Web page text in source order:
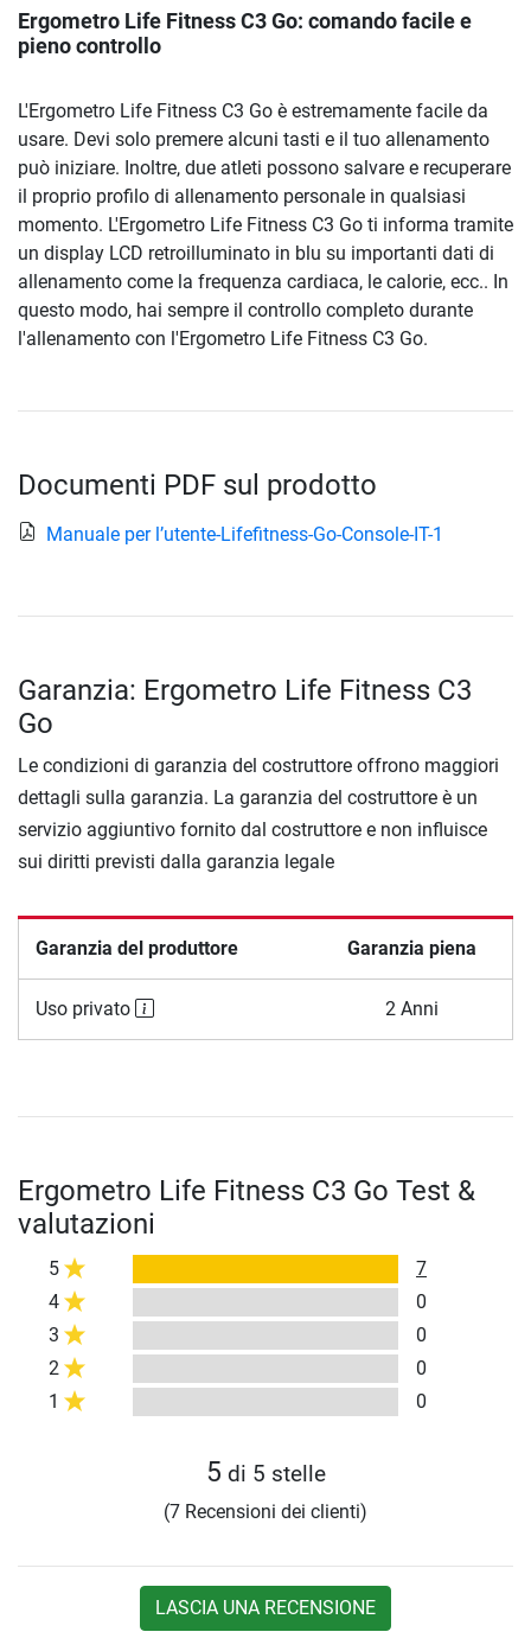
Ergometro Life Fitness C3 Go: comando facile e
pieno controllo
L'Ergometro Life Fitness C3 Go è estremamente facile da
usare. Devi solo premere alcuni tasti e il tuo allenamento
può iniziare. Inoltre, due atleti possono salvare e recuperare
il proprio profilo di allenamento personale in qualsiasi
momento. L'Ergometro Life Fitness C3 Go ti informa tramite
un display LCD retroilluminato in blu su importanti dati di
allenamento come la frequenza cardiaca, le calorie, ecc.. In
questo modo, hai sempre il controllo completo durante
l'allenamento con l'Ergometro Life Fitness C3 Go.
Documenti PDF sul prodotto
Manuale per l’utente-Lifefitness-Go-Console-IT-1
Garanzia: Ergometro Life Fitness C3
Go
Le condizioni di garanzia del costruttore offrono maggiori
dettagli sulla garanzia. La garanzia del costruttore è un
servizio aggiuntivo fornito dal costruttore e non influisce
sui diritti previsti dalla garanzia legale
Garanzia del produttore Garanzia piena
Uso privato 2 Anni
Ergometro Life Fitness C3 Go Test &
valutazioni
5
7
4
0
3
0
2
0
1
0
5 di 5 stelle
(7 Recensioni dei clienti)
LASCIA UNA RECENSIONE